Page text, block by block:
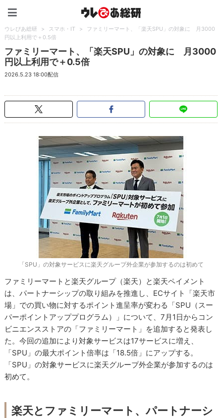
ウレぴあ総研 > スマホ・IT >
ファミリーマート、「楽天SPU」の対象に 月3000
円以上利用で＋0.5倍
ファミリーマート、「楽天SPU」の対象に 月3000
円以上利用で＋0.5倍
2026.5.23 18:00配信
「SPU」の対象サービスに楽天グループ外企業が参加するのは初めて
ファミリーマートと楽天グループ（楽天）と楽天ペイメント
は、パートナーシップの取り組みを推進し、ECサイト「楽天市
場」での買い物に対するポイント進呈率が変わる「SPU（スー
パーポイントアッププログラム）」について、7月1日からコン
ビニエンスストアの「ファミリーマート」を追加すると発表し
た。今回の追加により対象サービスは17サービスに増え、
「SPU」の最大ポイント倍率は「18.5倍」にアップする。
「SPU」の対象サービスに楽天グループ外企業が参加するのは
初めて。
楽天とファミリーマート、パートナーシ